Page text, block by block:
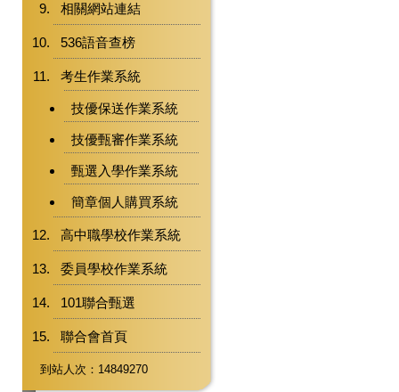
相關網站連結
536語音查榜
考生作業系統
技優保送作業系統
技優甄審作業系統
甄選入學作業系統
簡章個人購買系統
高中職學校作業系統
委員學校作業系統
101聯合甄選
聯合會首頁
到站人次：14849270